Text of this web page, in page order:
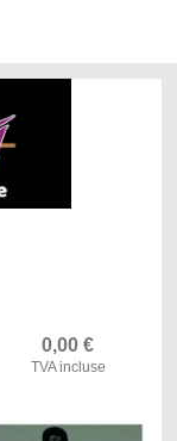
0,00 €
TVA incluse